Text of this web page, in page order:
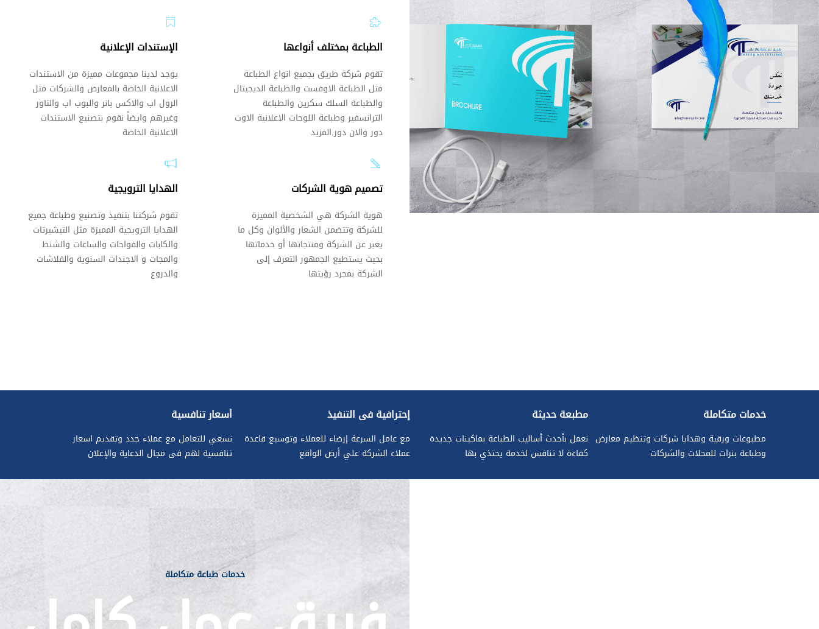
الإستندات الإعلانية
يوجد لدينا مجموعات مميزة من الاستندات
الاعلانية الخاصة بالمعارض والشركات مثل
الرول اب والاكس بانر والبوب اب والتاور
وغيرهم وايضاً نقوم بتصنيع الاستندات
الاعلانية الخاصة
الهدايا الترويجية
تقوم شركتنا بتنفيذ وتصنيع وطباعة جميع
الهدايا الترويجية المميزة مثل التيشيرتات
والكابات والفواحات والساعات والشنط
والمجات و الاجندات السنوية والفلاشات
والدروع
الطباعة بمختلف أنواعها
تقوم شركة طريق بجميع انواع الطباعة
مثل الطباعة الاوفست والطباعة الديجيتال
والطباعة السلك سكرين والطباعة
الترانسفير وطباعة اللوحات الاعلانية الاوت
دور والان دور.المزيد
تصميم هوية الشركات
هوية الشركة هي الشخصية المميزة
للشركة وتتضمن الشعار والألوان وكل ما
يعبر عن الشركة ومنتجاتها أو خدماتها
بحيث يستطيع الجمهور التعرف إلى
الشركة بمجرد رؤيتها
خدمات متكاملة
مطبوعات ورقية وهدايا شركات وتنظيم معارض
وطباعة بنرات للمحلات والشركات
مطبعة حديثة
نعمل بأحدث أساليب الطباعة بماكينات جديدة
كفاءة لا تنافس لخدمة يحتذي بها
إحترافية في التنفيذ
مع عامل السرعة إرضاء للعملاء وتوسيع قاعدة
عملاء الشركة علي أرض الواقع
أسعار تنافسية
نسعي للتعامل مع عملاء جدد وتقديم اسعار
تنافسية لهم فى مجال الدعاية والإعلان
خدمات طباعة متكاملة